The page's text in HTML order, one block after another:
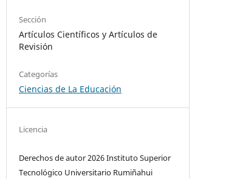
Sección
Artículos Científicos y Artículos de
Revisión
Categorías
Ciencias de La Educación
Licencia
Derechos de autor 2026 Instituto Superior
Tecnológico Universitario Rumiñahui